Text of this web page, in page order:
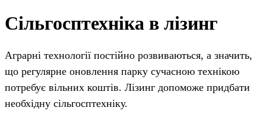
Сільгосптехніка в лізинг
Аграрні технології постійно розвиваються, а значить,
що регулярне оновлення парку сучасною технікою
потребує вільних коштів. Лізинг допоможе придбати
необхідну сільгосптехніку.